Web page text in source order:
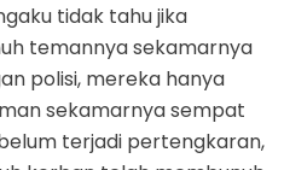
tidak tahu jika
temannya sekamarnya
polisi, mereka hanya
sekamarnya sempat
terjadi pertengkaran,